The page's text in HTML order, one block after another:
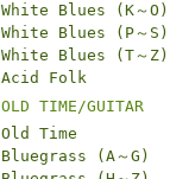
White Blues (K～O)
White Blues (P～S)
White Blues (T～Z)
Acid Folk
OLD TIME/GUITAR
Old Time
Bluegrass (A～G)